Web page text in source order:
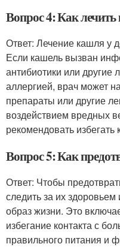
Вопрос 4: Как лечить
Ответ: Лечение кашля у
Если кашель вызван
антибиотики или другие
аллергией, врач может
препараты или другие
воздействием вредных
рекомендовать
Вопрос 5: Как
Ответ: Чтобы
следить за их
образ жизни. Это
избегание контакта с
правильного питания и